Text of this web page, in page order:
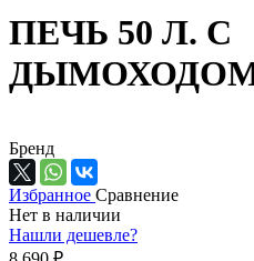
ПЕЧЬ 50 Л. С
Бренд
Избранное Сравнение
Нет в наличии
Нашли дешевле?